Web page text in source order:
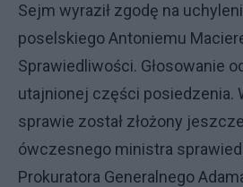
Sejm wyraził zgodę na
poselskiego Antoniemu
Sprawiedliwości. Głosowanie
utajnionej części posiedzenia.
sprawie został złożony
ówczesnego ministra
Prokuratora Generalnego